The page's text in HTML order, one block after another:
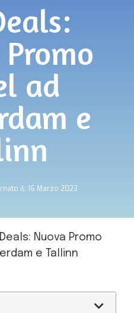
ad
e
il: 16 Marzo 2023
Nuova Promo
e Tallinn